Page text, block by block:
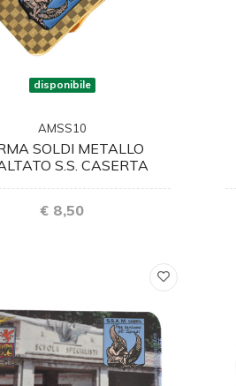
disponibile
AMSS10
SOLDI METALLO
S.S. CASERTA
€ 8,50